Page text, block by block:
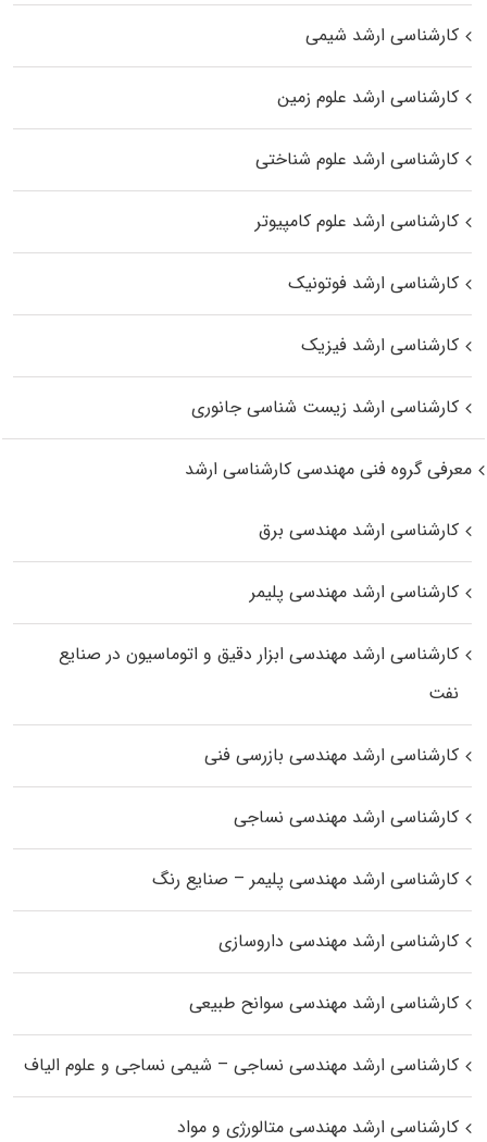
کارشناسی ارشد شیمی
کارشناسی ارشد علوم زمین
کارشناسی ارشد علوم شناختی
کارشناسی ارشد علوم کامپیوتر
کارشناسی ارشد فوتونیک
کارشناسی ارشد فیزیک
کارشناسی ارشد زیست‌ شناسی جانوری
معرفی گروه فنی مهندسی کارشناسی ارشد
کارشناسی ارشد مهندسی برق
کارشناسی ارشد مهندسی پلیمر
کارشناسی ارشد مهندسی ابزار دقیق و اتوماسیون در صنایع
نفت
کارشناسی ارشد مهندسی بازرسی فنی
کارشناسی ارشد مهندسی نساجی
کارشناسی ارشد مهندسی پلیمر – صنایع رنگ
کارشناسی ارشد مهندسی داروسازی
کارشناسی ارشد مهندسی سوانح طبیعی
کارشناسی ارشد مهندسی نساجی – شیمی نساجی و علوم الیاف
کارشناسی ارشد مهندسی متالورژی و مواد